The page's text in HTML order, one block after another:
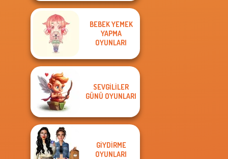
BEBEK YEMEK
YAPMA
OYUNLARI
SEVGILILER
GÜNÜ OYUNLARI
GIYDIRME
OYUNLARI